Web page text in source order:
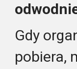
Gdy
pobiera,